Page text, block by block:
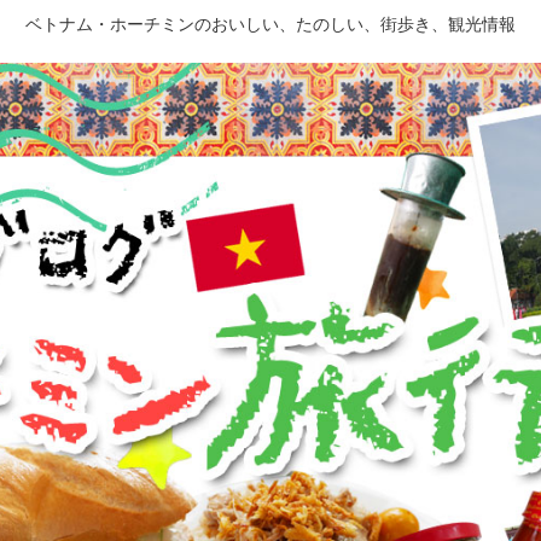
ベトナム・ホーチミンのおいしい、たのしい、街歩き、観光情報